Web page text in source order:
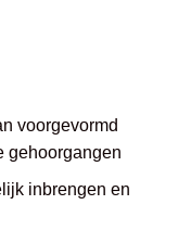
voorgevormd
gehoorgangen
inbrengen en